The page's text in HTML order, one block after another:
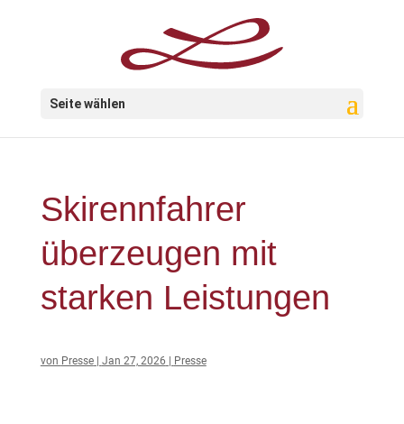
Seite wählen
Skirennfahrer
überzeugen mit
starken Leistungen
von Presse| Jan 27, 2026 Presse